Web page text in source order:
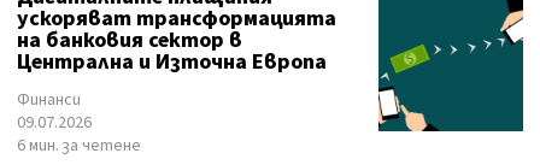
ускоряват трансформацията
на банковия сектор в
Централна и Източна Европа
Финанси
09.07.2026
6 мин. за четене